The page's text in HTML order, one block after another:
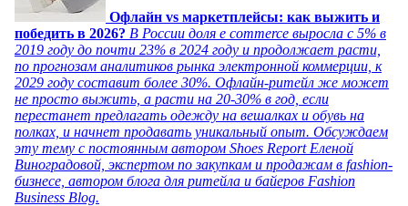
Офлайн vs маркетплейсы: как выжить и
победить в 2026? В России доля e commerce выросла с 5% в
2019 году до почти 23% в 2024 году и продолжает расти,
по прогнозам аналитиков рынка электронной коммерции, к
2029 году составит более 30%. Офлайн-ритейл же может
не просто выжить, а расти на 20-30% в год, если
перестанет предлагать одежду на вешалках и обувь на
полках, и начнет продавать уникальный опыт. Обсуждаем
эту тему с постоянным автором Shoes Report Еленой
Виноградовой, экспертом по закупкам и продажам в fashion-
бизнесе, автором блога для ритейла и байеров Fashion
Business Blog.